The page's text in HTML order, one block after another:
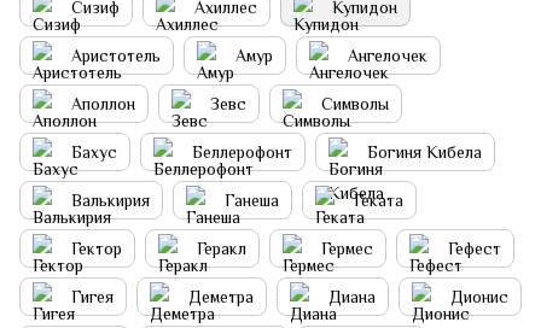
Сизиф Ахиллес Купидон
Аристотель Амур Ангелочек
Аполлон Зевс Символы
Бахус Беллерофонт Богиня Кибела
Валькирия Ганеша Геката
Гектор Геракл Гермес Гефест
Гигея Деметра Диана Дионис